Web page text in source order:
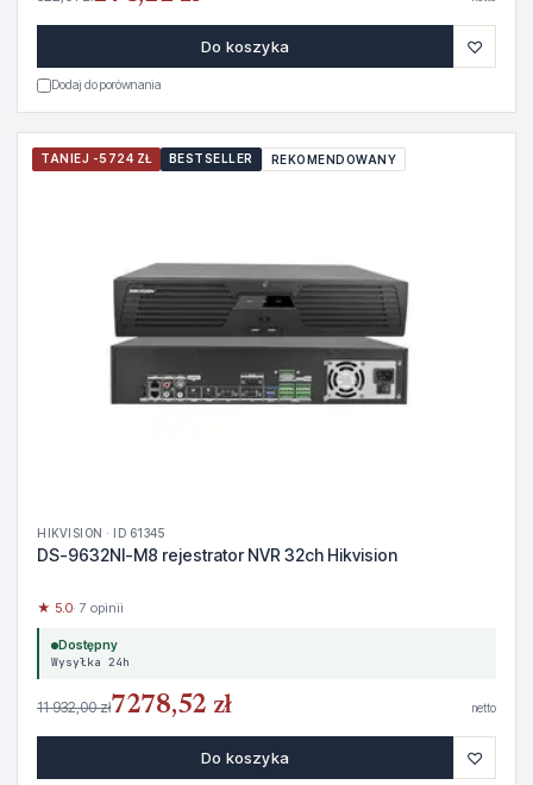
Do koszyka ♡
Dodaj do porównania
TANIEJ -5724 ZŁ BESTSELLER REKOMENDOWANY
HIKVISION · ID 61345
DS-9632NI-M8 rejestrator NVR 32ch Hikvision
★ 5.0· 7 opinii
Dostępny
Wysyłka 24h
11 932,00 zł7278,52 zł netto
Do koszyka ♡